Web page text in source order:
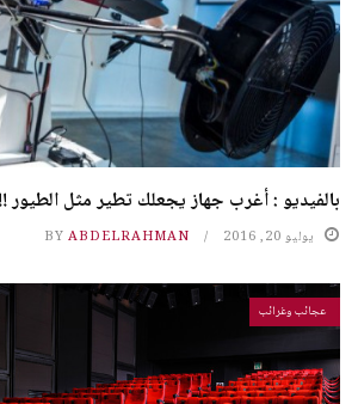
بالفيديو : أغرب جهاز يجعلك تطير مثل الطيور
يوليو 20, 2016 BY ABDELRAHMAN
عجائب وغرائب